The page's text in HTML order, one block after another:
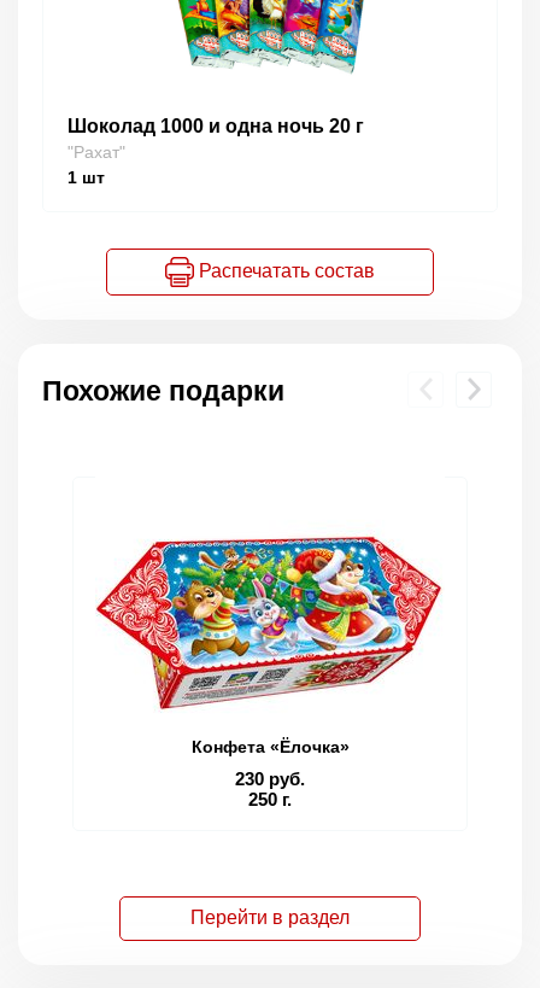
Шоколад 1000 и одна ночь 20 г
"Рахат"
1 шт
Распечатать состав
Похожие подарки
Конфета «Ёлочка»
230 руб.
250 г.
Перейти в раздел